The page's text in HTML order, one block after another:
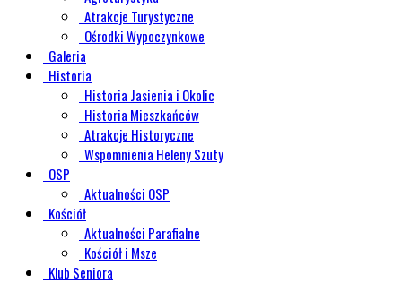
Atrakcje Turystyczne
Ośrodki Wypoczynkowe
Galeria
Historia
Historia Jasienia i Okolic
Historia Mieszkańców
Atrakcje Historyczne
Wspomnienia Heleny Szuty
OSP
Aktualności OSP
Kościół
Aktualności Parafialne
Kościół i Msze
Klub Seniora